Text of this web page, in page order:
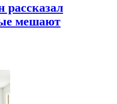
рассказал
мешают